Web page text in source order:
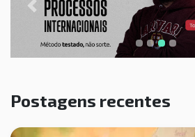
Previous
Postagens recentes